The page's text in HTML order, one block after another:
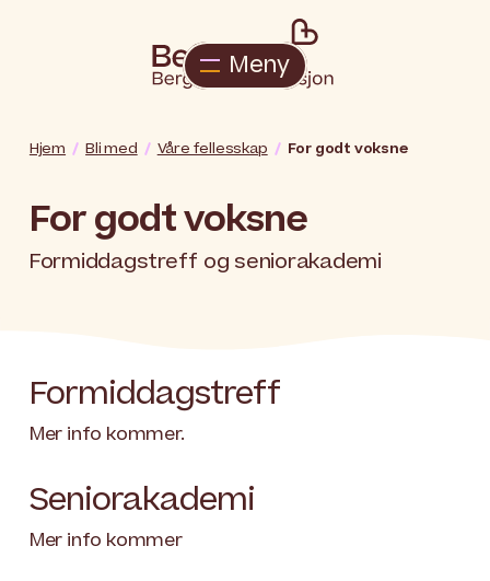
Meny
Hjem Bli med Våre fellesskap For godt voksne
For godt voksne
Formiddagstreff og seniorakademi
Formiddagstreff
Mer info kommer.
Seniorakademi
Mer info kommer